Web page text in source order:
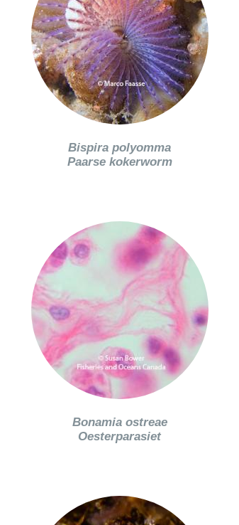
Bispira polyomma
Paarse kokerworm
Bonamia ostreae
Oesterparasiet